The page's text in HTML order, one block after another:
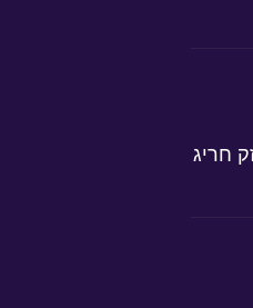
חריג